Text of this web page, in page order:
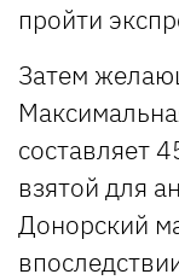
пройти
Затем
составляет
взятой для
Донорский